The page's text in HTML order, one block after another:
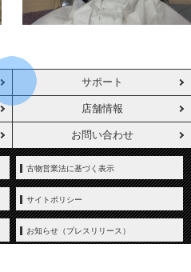
サポート
店舗情報
お問い合わせ
古物営業法に基づく表示
サイトポリシー
お知らせ（プレスリリース）